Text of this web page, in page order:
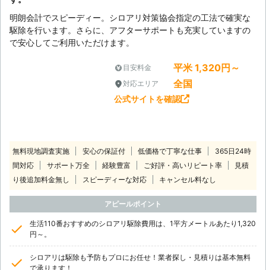
明朗会計でスピーディー。シロアリ対策協会指定の工法で確実な
駆除を行います。さらに、アフターサポートも充実していますの
で安心してご利用いただけます。
目安料金 平米 1,320円～
対応エリア 全国
公式サイトを確認
無料現地調査実施 安心の保証付 低価格で丁寧な仕事
365日24時
間対応
サポート万全 経験豊富 ご好評・高いリピート率
見積
り後追加料金無し
スピーディーな対応 キャンセル料なし
アピールポイント
生活110番おすすめのシロアリ駆除費用は、1平方メートルあたり1,320
円～。
シロアリは駆除も予防もプロにお任せ！業者探し・見積りは基本無料
で承ります！